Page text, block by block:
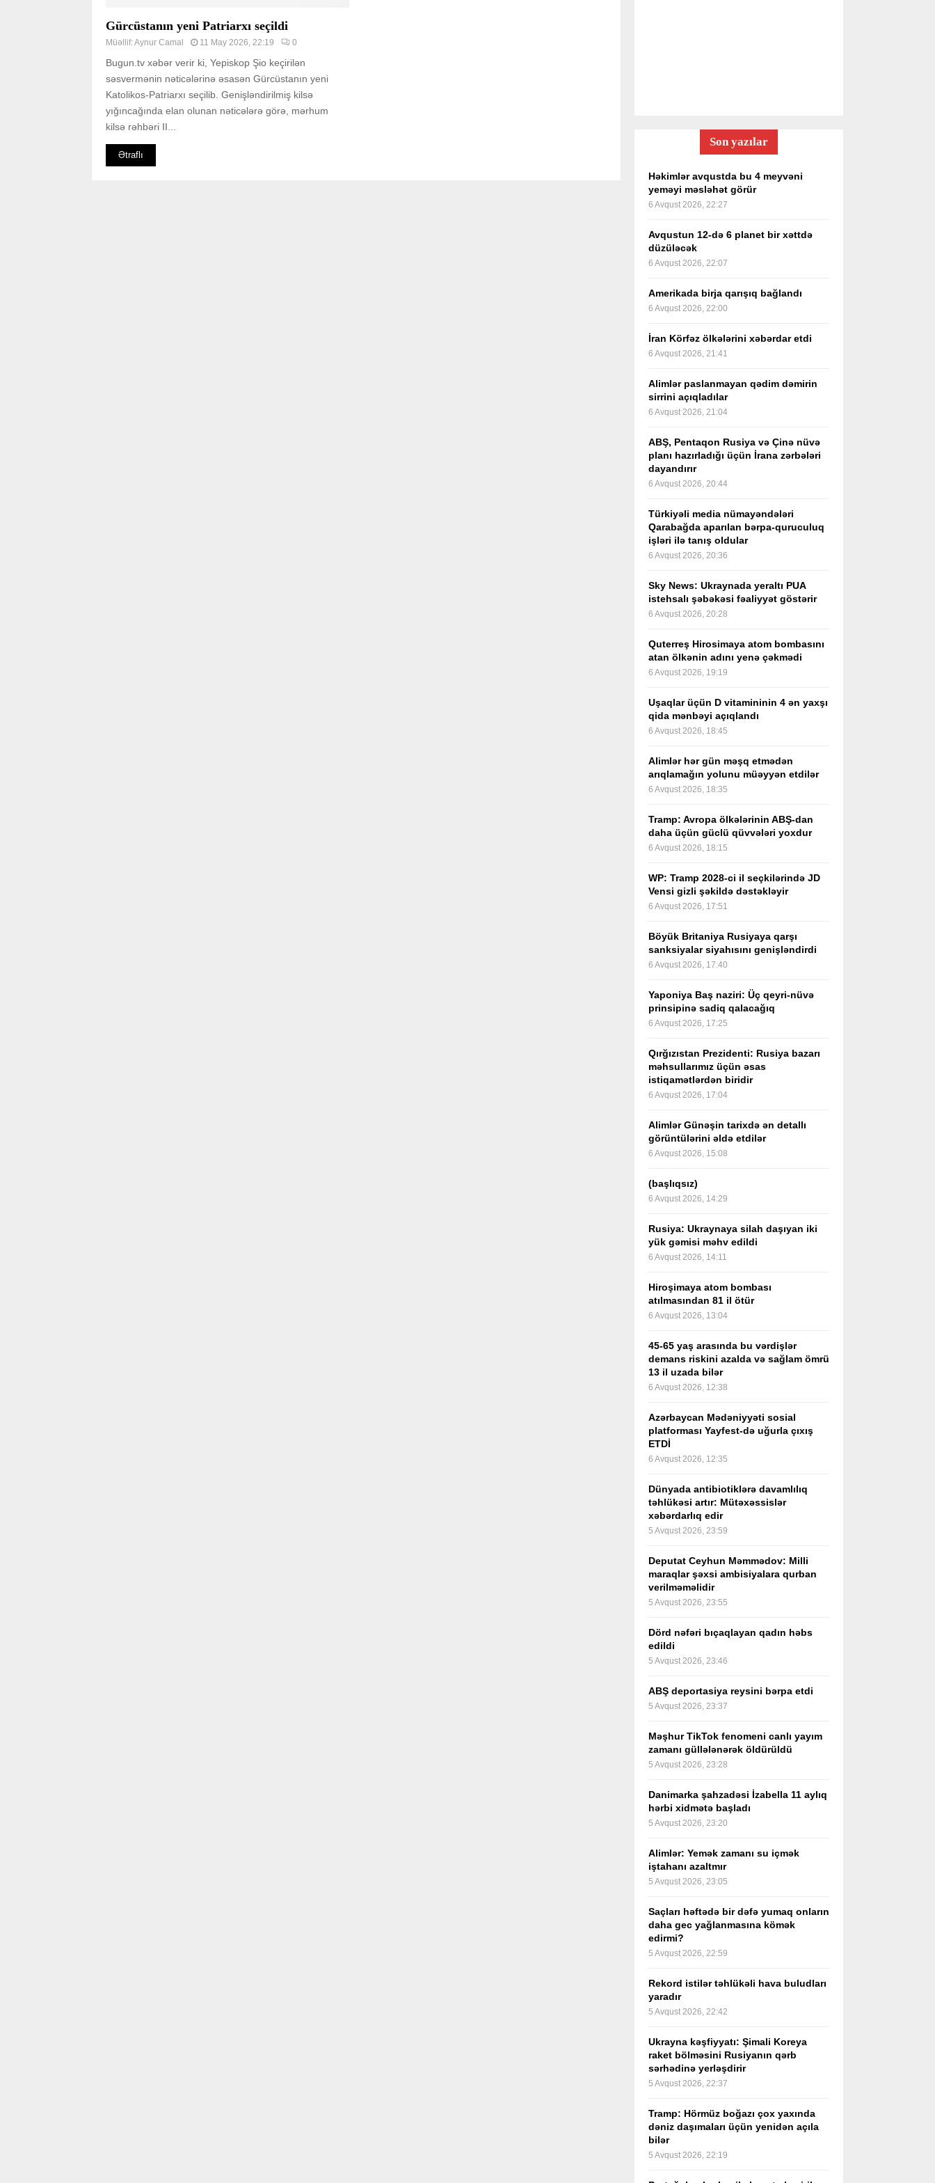
Gürcüstanın yeni Patriarxı seçildi
Müəllif:Aynur Camal 11 May 2026, 22:19 0
Bugun.tv xəbər verir ki, Yepiskop Şio keçirilən
səsvermənin nəticələrinə əsasən Gürcüstanın yeni
Katolikos-Patriarxı seçilib. Genişləndirilmiş kilsə
yığıncağında elan olunan nəticələrə görə, mərhum
kilsə rəhbəri II...
Ətraflı
Son yazılar
Həkimlər avqustda bu 4 meyvəni
yeməyi məsləhət görür
6 Avqust 2026, 22:27
Avqustun 12-də 6 planet bir xəttdə
düzüləcək
6 Avqust 2026, 22:07
Amerikada birja qarışıq bağlandı
6 Avqust 2026, 22:00
İran Körfəz ölkələrini xəbərdar etdi
6 Avqust 2026, 21:41
Alimlər paslanmayan qədim dəmirin
sirrini açıqladılar
6 Avqust 2026, 21:04
ABŞ, Pentaqon Rusiya və Çinə nüvə
planı hazırladığı üçün İrana zərbələri
dayandırır
6 Avqust 2026, 20:44
Türkiyəli media nümayəndələri
Qarabağda aparılan bərpa-quruculuq
işləri ilə tanış oldular
6 Avqust 2026, 20:36
Sky News: Ukraynada yeraltı PUA
istehsalı şəbəkəsi fəaliyyət göstərir
6 Avqust 2026, 20:28
Quterreş Hirosimaya atom bombasını
atan ölkənin adını yenə çəkmədi
6 Avqust 2026, 19:19
Uşaqlar üçün D vitamininin 4 ən yaxşı
qida mənbəyi açıqlandı
6 Avqust 2026, 18:45
Alimlər hər gün məşq etmədən
arıqlamağın yolunu müəyyən etdilər
6 Avqust 2026, 18:35
Tramp: Avropa ölkələrinin ABŞ-dan
daha üçün güclü qüvvələri yoxdur
6 Avqust 2026, 18:15
WP: Tramp 2028-ci il seçkilərində JD
Vensi gizli şəkildə dəstəkləyir
6 Avqust 2026, 17:51
Böyük Britaniya Rusiyaya qarşı
sanksiyalar siyahısını genişləndirdi
6 Avqust 2026, 17:40
Yaponiya Baş naziri: Üç qeyri-nüvə
prinsipinə sadiq qalacağıq
6 Avqust 2026, 17:25
Qırğızıstan Prezidenti: Rusiya bazarı
məhsullarımız üçün əsas
istiqamətlərdən biridir
6 Avqust 2026, 17:04
Alimlər Günəşin tarixdə ən detallı
görüntülərini əldə etdilər
6 Avqust 2026, 15:08
(başlıqsız)
6 Avqust 2026, 14:29
Rusiya: Ukraynaya silah daşıyan iki
yük gəmisi məhv edildi
6 Avqust 2026, 14:11
Hiroşimaya atom bombası
atılmasından 81 il ötür
6 Avqust 2026, 13:04
45-65 yaş arasında bu vərdişlər
demans riskini azalda və sağlam ömrü
13 il uzada bilər
6 Avqust 2026, 12:38
Azərbaycan Mədəniyyəti sosial
platforması Yayfest-də uğurla çıxış
ETDİ
6 Avqust 2026, 12:35
Dünyada antibiotiklərə davamlılıq
təhlükəsi artır: Mütəxəssislər
xəbərdarlıq edir
5 Avqust 2026, 23:59
Deputat Ceyhun Məmmədov: Milli
maraqlar şəxsi ambisiyalara qurban
verilməməlidir
5 Avqust 2026, 23:55
Dörd nəfəri bıçaqlayan qadın həbs
edildi
5 Avqust 2026, 23:46
ABŞ deportasiya reysini bərpa etdi
5 Avqust 2026, 23:37
Məşhur TikTok fenomeni canlı yayım
zamanı güllələnərək öldürüldü
5 Avqust 2026, 23:28
Danimarka şahzadəsi İzabella 11 aylıq
hərbi xidmətə başladı
5 Avqust 2026, 23:20
Alimlər: Yemək zamanı su içmək
iştahanı azaltmır
5 Avqust 2026, 23:05
Saçları həftədə bir dəfə yumaq onların
daha gec yağlanmasına kömək
edirmi?
5 Avqust 2026, 22:59
Rekord istilər təhlükəli hava buludları
yaradır
5 Avqust 2026, 22:42
Ukrayna kəşfiyyatı: Şimali Koreya
raket bölməsini Rusiyanın qərb
sərhədinə yerləşdirir
5 Avqust 2026, 22:37
Tramp: Hörmüz boğazı çox yaxında
dəniz daşımaları üçün yenidən açıla
bilər
5 Avqust 2026, 22:19